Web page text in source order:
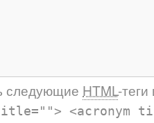
следующие HTML-
<acronym